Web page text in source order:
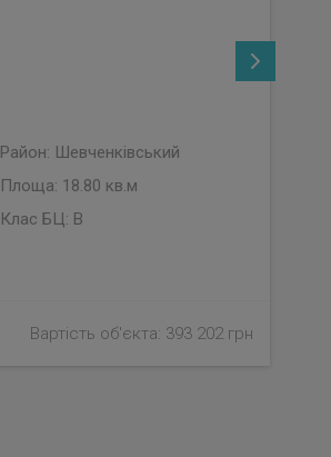
Район: Шевченківський
Площа: 18.80 кв.м
Клас БЦ: B
Вартість об'єкта: 393 202 грн